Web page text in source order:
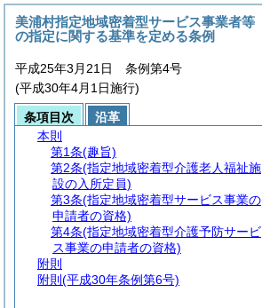
美浦村指定地域密着型サービス事業者等
の指定に関する基準を定める条例
平成25年3月21日 条例第4号
(平成30年4月1日施行)
条項目次
沿革
本則
第1条(趣旨)
第2条(指定地域密着型介護老人福祉施
設の入所定員)
第3条(指定地域密着型サービス事業の
申請者の資格)
第4条(指定地域密着型介護予防サービ
ス事業の申請者の資格)
附則
附則 (平成30年条例第6号)